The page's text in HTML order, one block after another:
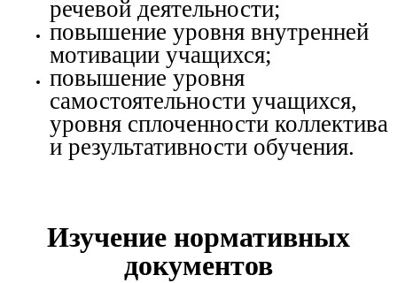
речевой деятельности;
повышение уровня внутренней
мотивации учащихся;
повышение уровня
самостоятельности учащихся,
уровня сплоченности коллектива
и результативности обучения.
Изучение нормативных
документов